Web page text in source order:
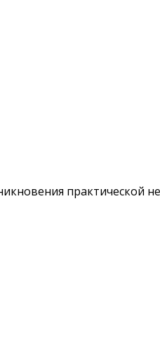
практической